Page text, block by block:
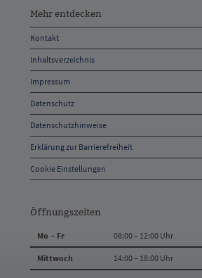
entdecken,
Öffnungszeiten
und
Anschrift
und
Kontakt
Mehr entdecken
Kontakt
Inhaltsverzeichnis
Impressum
Datenschutz
Datenschutzhinweise
Erklärung zur Barrierefreiheit
Cookie Einstellungen
Öffnungszeiten
Mo – Fr 08:00 – 12:00 Uhr
Mittwoch 14:00 – 18:00 Uhr